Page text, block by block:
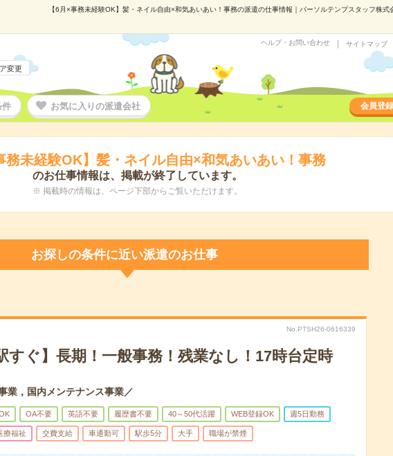
【6月×事務未経験OK】髪・ネイル自由×和気あいあい！事務の派遣の仕事情報｜パーソルテンプスタッフ株式
変更
ヘルプ・お問い合わせ サイトマップ
件 お気に入りの派遣会社 会員登録
務未経験OK】髪・ネイル自由×和気あいあい！事務
のお仕事情報は、掲載が終了しています。
※ 掲載時の情報は、ページ下部からご覧いただけます。
お探しの条件に近い派遣のお仕事
No.PTSH26-0616339
すぐ】長期！一般事務！残業なし！17時台定時
業，国内メンテナンス事業／
OA不要 英語不要 履歴書不要 40～50代活躍 WEB登録OK 週5日勤務
療福祉 交費支給 車通勤可 駅歩5分 大手 職場が禁煙